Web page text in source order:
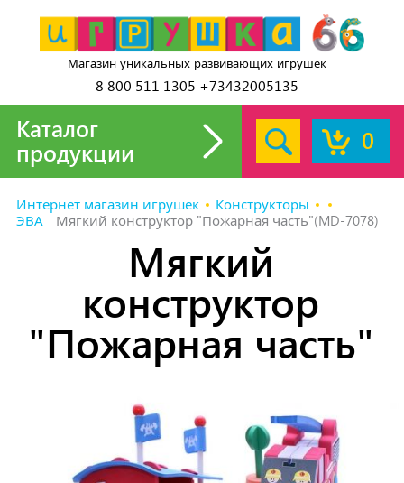
Магазин уникальных развивающих игрушек
8 800 511 1305 +73432005135
0
Каталог
продукции
Интернет магазин игрушек
Конструкторы
ЭВА
Мягкий конструктор "Пожарная часть"(MD-7078)
Мягкий
конструктор
"Пожарная часть"